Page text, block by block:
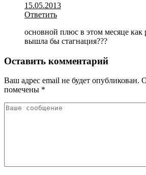
15.05.2013
Ответить
основной плюс в этом месяце как
вышла бы стагнация???
Оставить комментарий
Ваш адрес email не будет опубликован.
помечены *